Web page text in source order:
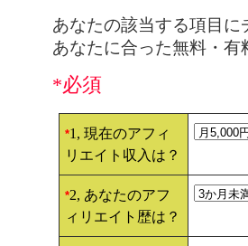
あなたの該当する項目
あなたに合った無料・
*必須
*1, 現在のアフィ
リエイト収入は？
*2, あなたのアフ
ィリエイト歴は？